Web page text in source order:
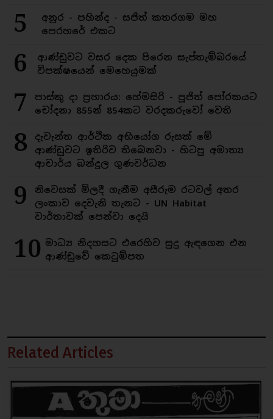
5
අනුර - පහින්ද - සජිත් කතරගම මහ
පෙරහරේ එකට
6
ආණ්ඩුවට වසර දෙක පිරෙන සැප්තැම්බරයේ
විපක්ෂයෙන් මෙහෙයුමක්
7
පාස්කු දා ප්‍රහාරය: හේමසිරි - පූජිත් පෝරකයට
චෝදනා 855න් 854කට වරදකරුවෝ වෙති
8
දැවැන්ත ආර්ථික අභියෝග රුසක් මේ
ආණ්ඩුවට ඉතිරිව තිබෙනවා - හිටපු අමාත්‍ය
ආචාර්ය බන්දුල ගුණවර්ධන
9
නිවෙසක් මිලදී ගැනීම අසීරුම රටවල් අතර
ලංකාව දෙවැනි තැනට - UN Habitat
වාර්තාවක් පෙන්වා දෙයි
10 මාධ්‍ය නිදහසට එරෙහිව සුදු ඇඳගෙන එන
ආණ්ඩුවේ කෙටුම්පත
Related Articles